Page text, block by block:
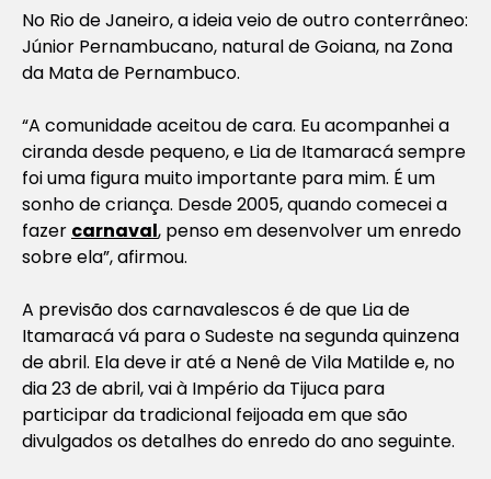
No Rio de Janeiro, a ideia veio de outro conterrâneo:
Júnior Pernambucano, natural de Goiana, na Zona
da Mata de Pernambuco.
“A comunidade aceitou de cara. Eu acompanhei a
ciranda desde pequeno, e Lia de Itamaracá sempre
foi uma figura muito importante para mim. É um
sonho de criança. Desde 2005, quando comecei a
fazer carnaval, penso em desenvolver um enredo
sobre ela”, afirmou.
A previsão dos carnavalescos é de que Lia de
Itamaracá vá para o Sudeste na segunda quinzena
de abril. Ela deve ir até a Nenê de Vila Matilde e, no
dia 23 de abril, vai à Império da Tijuca para
participar da tradicional feijoada em que são
divulgados os detalhes do enredo do ano seguinte.